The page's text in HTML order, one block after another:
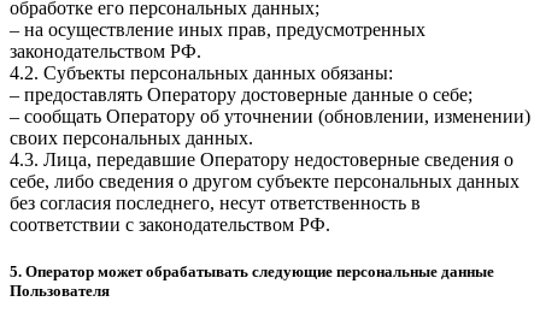
обработке его персональных данных;
– на осуществление иных прав, предусмотренных
законодательством РФ.
4.2. Субъекты персональных данных обязаны:
– предоставлять Оператору достоверные данные о себе;
– сообщать Оператору об уточнении (обновлении, изменении)
своих персональных данных.
4.3. Лица, передавшие Оператору недостоверные сведения о
себе, либо сведения о другом субъекте персональных данных
без согласия последнего, несут ответственность в
соответствии с законодательством РФ.
5. Оператор может обрабатывать следующие персональные данные
Пользователя